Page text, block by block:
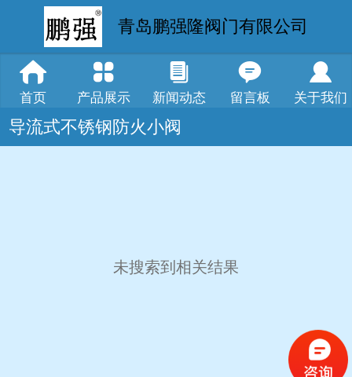
青岛鹏强隆阀门有限公司
首页 产品展示 新闻动态 留言板 关于我们
导流式不锈钢防火小阀
未搜索到相关结果